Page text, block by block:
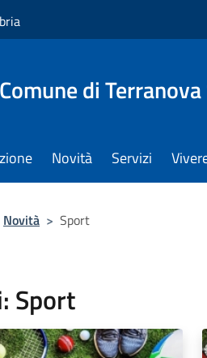
Comune di
Novità Servizi
Novità > Sport
Sport